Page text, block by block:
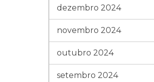
dezembro 2024
novembro 2024
outubro 2024
setembro 2024